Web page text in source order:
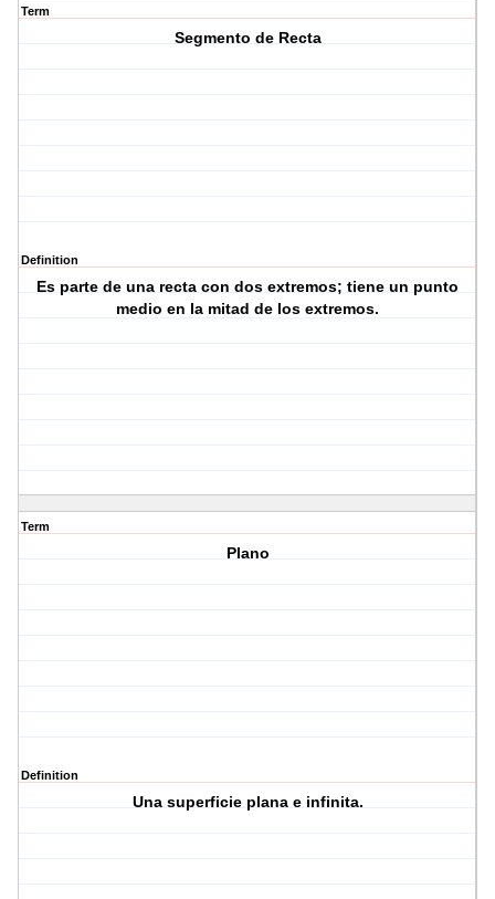
Term
Segmento de Recta
Definition
Es parte de una recta con dos extremos; tiene un punto
medio en la mitad de los extremos.
Term
Plano
Definition
Una superficie plana e infinita.